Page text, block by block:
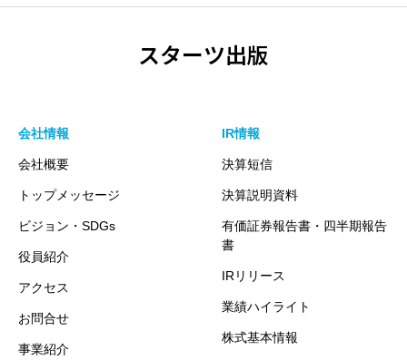
スターツ出版
会社情報
会社概要
トップメッセージ
ビジョン・SDGs
役員紹介
アクセス
お問合せ
事業紹介
IR情報
決算短信
決算説明資料
有価証券報告書・四半期報告
書
IRリリース
業績ハイライト
株式基本情報